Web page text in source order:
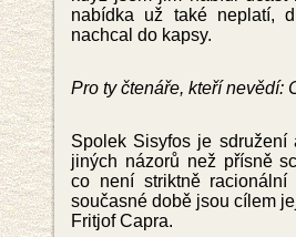
nabídka už také neplatí,
nachcal do kapsy.
Pro ty čtenáře, kteří nevědí:
Spolek Sisyfos je sdružení
jiných názorů než přísně
co není striktně
současné době jsou cílem
Fritjof Capra.